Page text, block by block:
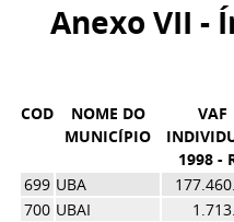
Anexo VII -
COD
NOME DO
MUNICÍPIO
VAF
1998 -
699 UBA
700 UBAI